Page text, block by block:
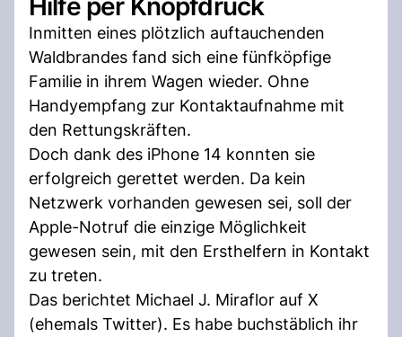
Hilfe per Knopfdruck
Inmitten eines plötzlich auftauchenden
Waldbrandes fand sich eine fünfköpfige
Familie in ihrem Wagen wieder. Ohne
Handyempfang zur Kontaktaufnahme mit
den Rettungskräften.
Doch dank des iPhone 14 konnten sie
erfolgreich gerettet werden. Da kein
Netzwerk vorhanden gewesen sei, soll der
Apple-Notruf die einzige Möglichkeit
gewesen sein, mit den Ersthelfern in Kontakt
zu treten.
Das berichtet Michael J. Miraflor auf X
(ehemals Twitter). Es habe buchstäblich ihr